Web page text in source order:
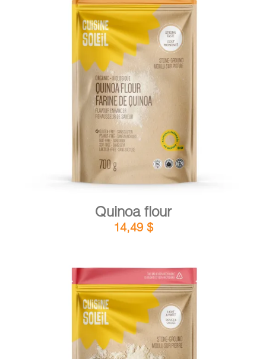
CART
FR
ADD TO CART / DETAILS
Quinoa flour
14,49 $